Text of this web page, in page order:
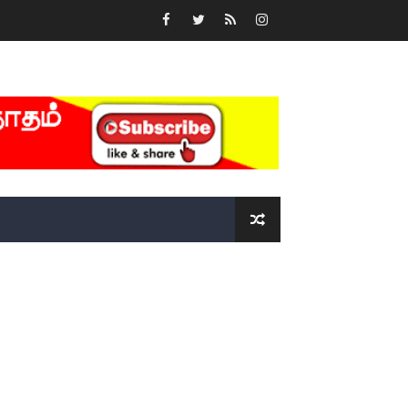
அழைக்கின்றோம்.